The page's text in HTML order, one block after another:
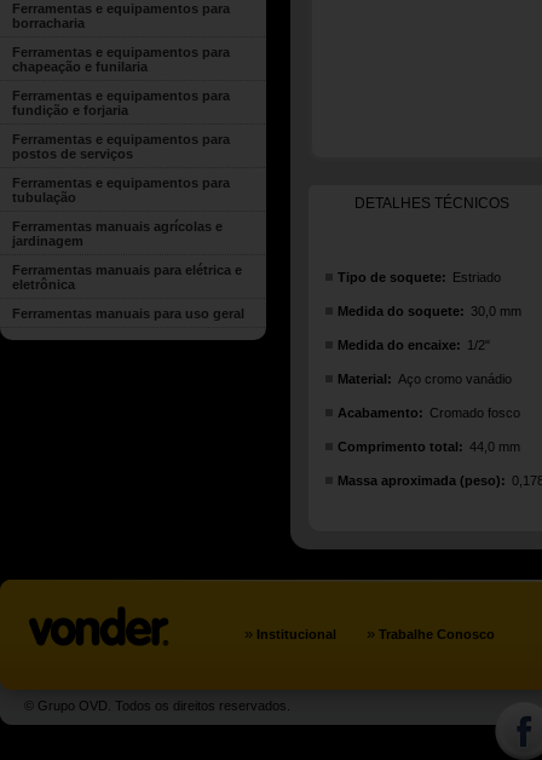
Ferramentas e equipamentos para
borracharia
Ferramentas e equipamentos para
chapeação e funilaria
Ferramentas e equipamentos para
fundição e forjaria
Ferramentas e equipamentos para
postos de serviços
Ferramentas e equipamentos para
tubulação
Ferramentas manuais agrícolas e
jardinagem
Ferramentas manuais para elétrica e
eletrônica
Ferramentas manuais para uso geral
DETALHES TÉCNICOS
Tipo de soquete: Estriado
Medida do soquete: 30,0 mm
Medida do encaixe: 1/2"
Material: Aço cromo vanádio
Acabamento: Cromado fosco
Comprimento total: 44,0 mm
Massa aproximada (peso):
» Institucional » Trabalhe Conosco
© Grupo OVD. Todos os direitos reservados.